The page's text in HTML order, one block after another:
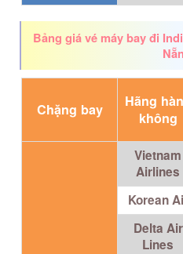
Bảng giá vé máy bay đi
Chặng bay
Hãng
không
Vietnam
Airlines
Korean
Delta Air
Lines